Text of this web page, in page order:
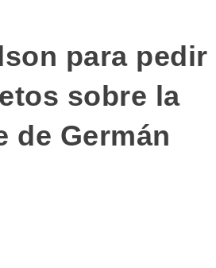
para pedir
sobre la
de Germán